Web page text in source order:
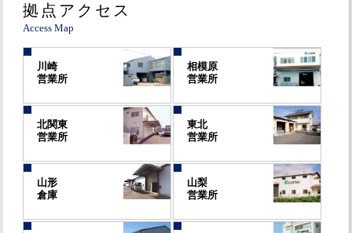
拠点アクセス
Access Map
川崎
営業所
相模原
営業所
北関東
営業所
東北
営業所
山形
倉庫
山梨
営業所